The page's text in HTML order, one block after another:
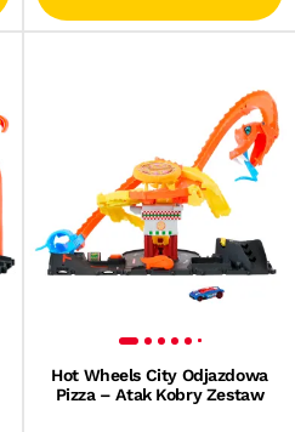
Hot Wheels City Odjazdowa
Pizza – Atak Kobry Zestaw